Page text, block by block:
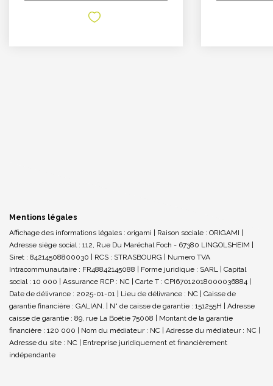
Mentions légales
Affichage des informations légales : origami | Raison sociale : ORIGAMI |
Adresse siège social : 112, Rue Du Maréchal Foch - 67380 LINGOLSHEIM |
Siret : 84214508800030 | RCS : STRASBOURG | Numero TVA
Intracommunautaire : FR48842145088 | Forme juridique : SARL | Capital
social : 10 000 | Assurance RCP : NC | Carte T : CPI67012018000036884 |
Date de délivrance : 2025-01-01 | Lieu de délivrance : NC | Caisse de
garantie financière : GALIAN. | N° de caisse de garantie : 151255H | Adresse
caisse de garantie : 89, rue La Boétie 75008 | Montant de la garantie
financière : 120 000 | Nom du médiateur : NC | Adresse du médiateur : NC |
Adresse du site : NC | Entreprise juridiquement et financièrement
indépendante